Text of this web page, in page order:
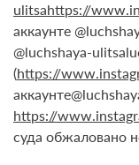
ulitsahttps://
аккаунте
@luchshaya-
(https://
https://
суда обжаловано